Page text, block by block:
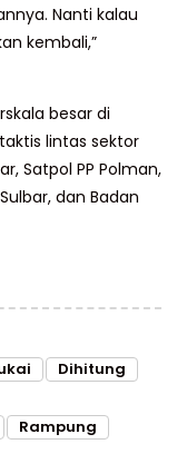
Nanti kalau
kembali,”
besar di
lintas sektor
Satpol PP Polman,
dan Badan
Dihitung
Rampung